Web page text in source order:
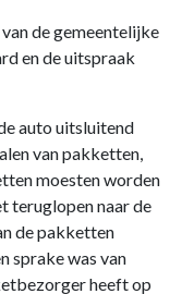
de gemeentelijke
en de uitspraak
auto uitsluitend
van pakketten,
moesten worden
teruglopen naar de
de pakketten
sprake was van
heeft op